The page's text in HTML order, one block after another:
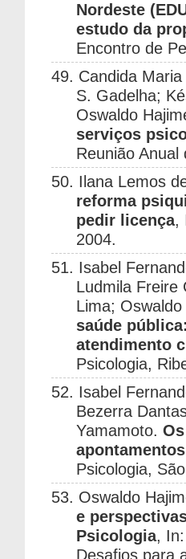
Nordeste
estudo da
Encontro de
49. Candida
S. Gadelha;
Oswaldo
serviços
Reunião
50. Ilana Lemos
reforma
pedir licença,
2004.
51. Isabel
Ludmila Freire
Lima;
saúde
atendimento
Psicologia,
52. Isabel
Bezerra
Yamamoto.
Psicologia,
53. Oswaldo
e
Psicologia,
Desafios para